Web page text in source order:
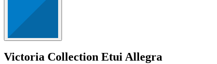
Victoria Collection Etui Allegra